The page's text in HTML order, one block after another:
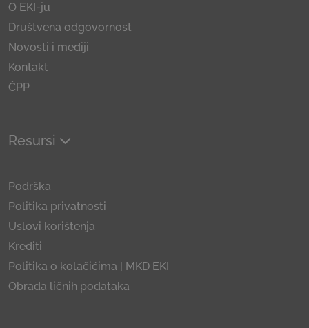
O EKI-ju
Društvena odgovornost
Novosti i mediji
Kontakt
ČPP
Resursi
Podrška
Politika privatnosti
Uslovi korištenja
Krediti
Politika o kolačićima | MKD EKI
Obrada ličnih podataka